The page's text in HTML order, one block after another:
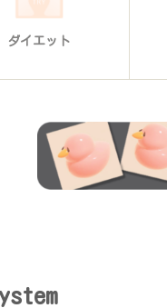
ダイエット